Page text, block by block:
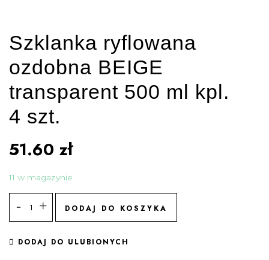
Szklanka ryflowana
ozdobna BEIGE
transparent 500 ml kpl.
4 szt.
51.60 zł
11 w magazynie
DODAJ DO KOSZYKA
DODAJ DO ULUBIONYCH